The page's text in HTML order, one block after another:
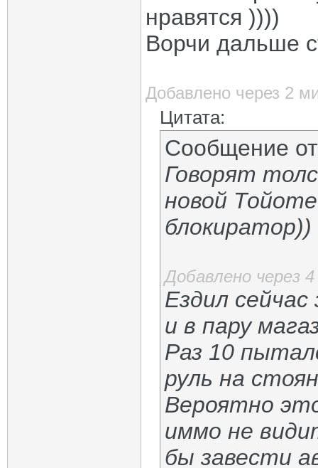
нравятся ))))
Ворчи дальше
Добавлено через 2
Цитата:
Сообщение
Говорят
новой
блокиратор))
Добавлено через
Ездил
и в пару
Раз 10
руль на
Вероятно
иммо не
бы завести